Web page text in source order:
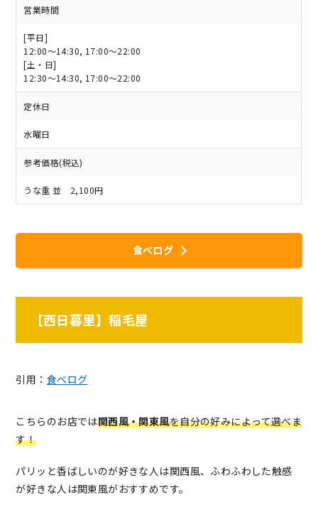
営業時間
[平日]
12:00〜14:30, 17:00〜22:00
[土・日]
12:30〜14:30, 17:00〜22:00
定休日
水曜日
参考価格(税込)
うな重 並 2,100円
食べログ
【西日暮里】稲毛屋
引用： 食べログ
こちらのお店では関西風・関東風を自分の好みによって選べま
す！
パリッと香ばしいのが好きな人は関西風、ふわふわした触感
が好きな人は関東風がおすすめです。